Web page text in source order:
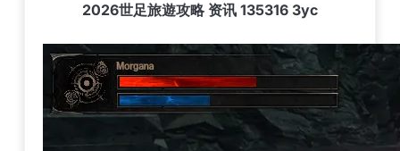
2026世足旅遊攻略 资讯 135316 3yc